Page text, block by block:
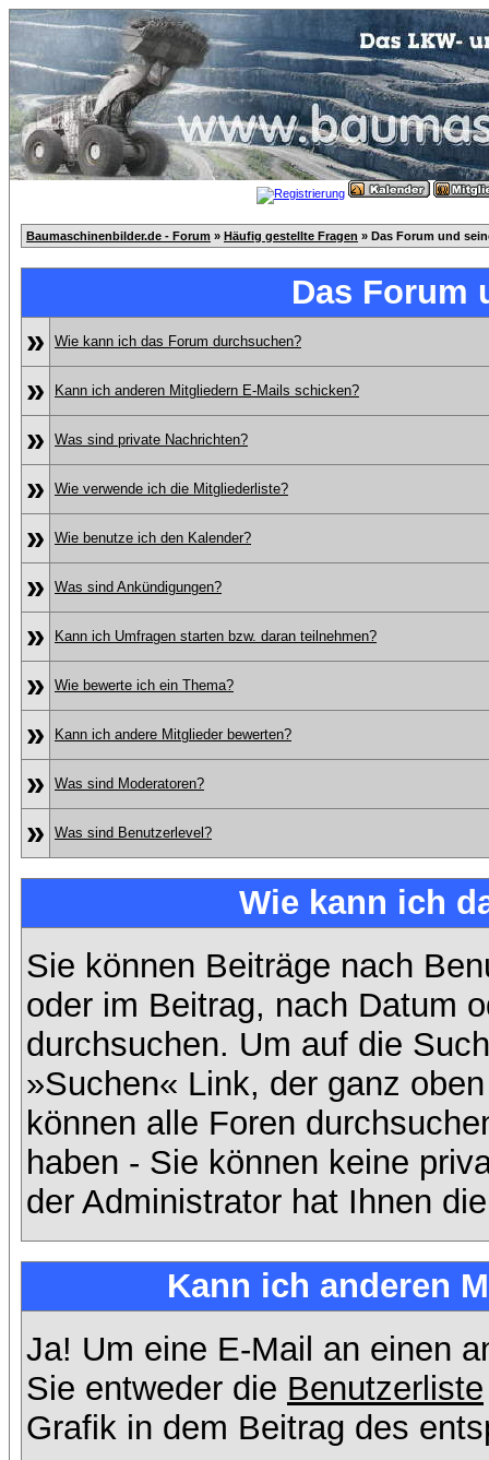
Baumaschinenbilder.de - Forum » Häufig gestellte Fragen » Das Forum und
Das Forum
»
Wie kann ich das Forum durchsuchen?
» Kann ich anderen Mitgliedern E-Mails schicken?
» Was sind private Nachrichten?
» Wie verwende ich die Mitgliederliste?
» Wie benutze ich den Kalender?
» Was sind Ankündigungen?
» Kann ich Umfragen starten bzw. daran teilnehmen?
» Wie bewerte ich ein Thema?
» Kann ich andere Mitglieder bewerten?
» Was sind Moderatoren?
» Was sind Benutzerlevel?
Wie kann ich
Sie können Beiträge nach
oder im Beitrag, nach Datum
durchsuchen. Um auf die
»Suchen« Link, der ganz
können alle Foren
haben - Sie können keine
der Administrator hat Ihnen
Kann ich anderen
Ja! Um eine E-Mail an einen
Sie entweder die Benutzerliste
Grafik in dem Beitrag des